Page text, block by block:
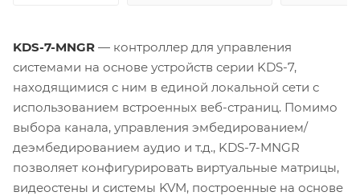
KDS-7-MNGR — контроллер для управления
системами на основе устройств серии KDS-7,
находящимися с ним в единой локальной сети с
использованием встроенных веб-страниц. Помимо
выбора канала, управления эмбедированием/
деэмбедированием аудио и т.д., KDS-7-MNGR
позволяет конфигурировать виртуальные матрицы,
видеостены и системы KVM, построенные на основе